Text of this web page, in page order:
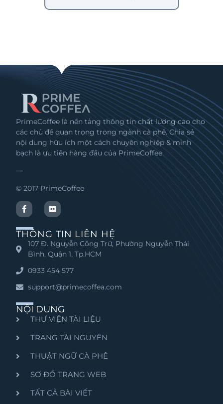
PrimeCoffee là nền tảng thông tin chất lượng cao cho
các chủ đề quan trọng trong ngành cà phê. Chia sẻ
nội dung hữu ích một cách chuyên nghiệp & minh
bạch là ưu tiên hàng đầu của PrimeCoffee.
—
© 2017 PrimeCoffee
THÔNG TIN LIÊN HỆ
107 Đ. Nguyễn Công Trứ, Phường Nguyễn Thái
Bình, Quận 1, Tp.HCM
0933 454 577
support@primecoffea.com
NỘI DUNG
THƯ VIỆN TÀI LIỆU
TRANG TÀI NGUYÊN
THUẬT NGỮ CÀ PHÊ
SƠ ĐỒ TRANG WEB
TẤT CẢ BÀI VIẾT